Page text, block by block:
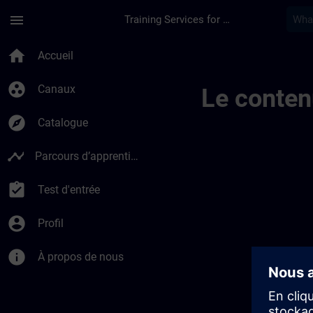
menu Training Services for Digital Industries
home Accueil
group_work Canaux
explore Catalogue
timeline Parcours d’apprentissage
assignment_turned_in Test d'entrée
account_circle Profil
info À propos de nous
Le